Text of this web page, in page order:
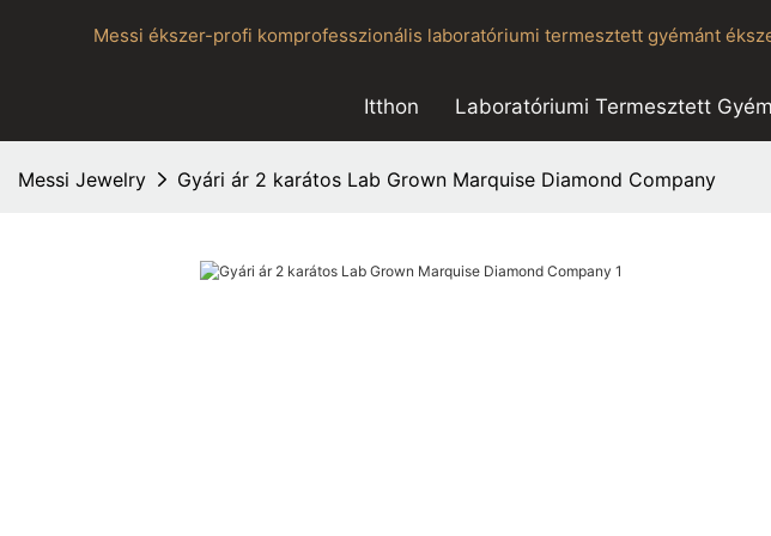
Messi ékszer-profi komprofesszionális laboratóriumi termesztett gyémánt
Itthon Laboratóriumi Termesztett
Messi Jewelry Gyári ár 2 karátos Lab Grown Marquise Diamond Company